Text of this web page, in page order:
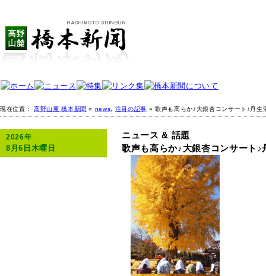
現在位置： 高野山麓 橋本新聞 » news 注目の記事 » 歌声も高らか♪大銀杏コンサート♪丹生
ニュース & 話題
歌声も高らか♪大銀杏コンサート♪
2026年
8月6日木曜日